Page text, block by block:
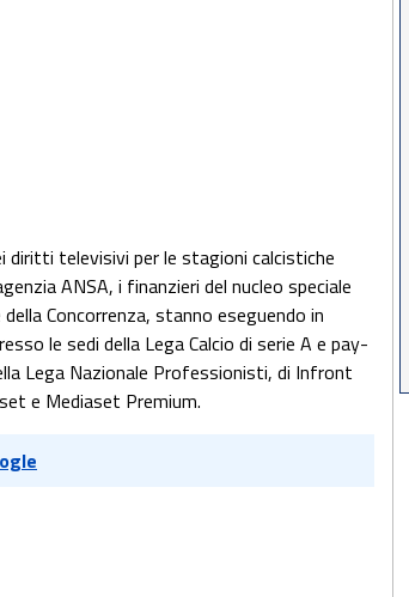
diritti televisivi per le stagioni calcistiche
ANSA, i finanzieri del nucleo speciale
Concorrenza, stanno eseguendo in
le sedi della Lega Calcio di serie A e pay-
Lega Nazionale Professionisti, di Infront
e Mediaset Premium.